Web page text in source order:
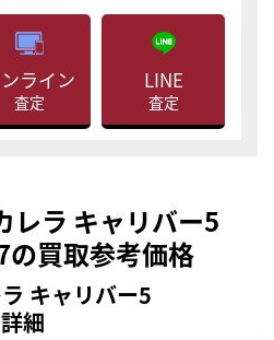
ライン
査定
LINE
査定
レラ キャリバー5
買取参考価格
キャリバー5
細